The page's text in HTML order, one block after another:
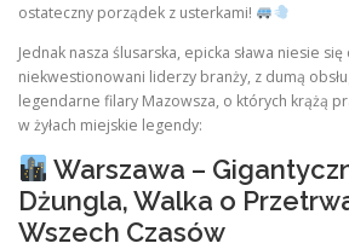
ostateczny porządek z usterkami!
Jednak nasza ślusarska, epicka sława niesie
niekwestionowani liderzy branży, z dumą
legendarne filary Mazowsza, o których krążą
w żyłach miejskie legendy:
Warszawa –
Dżungla, Walka o
Wszech Czasów